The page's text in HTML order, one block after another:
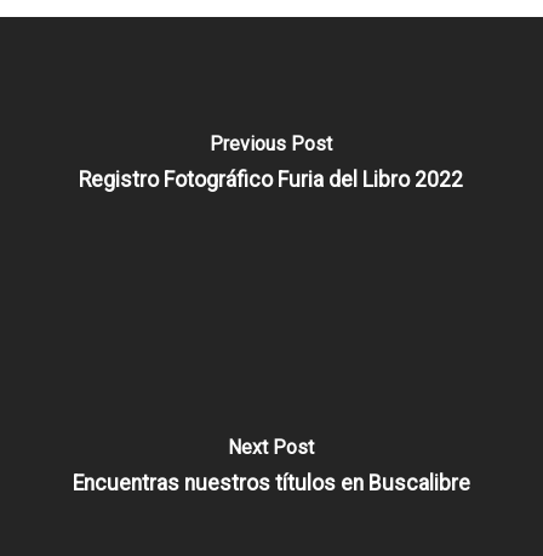
Previous Post
Registro Fotográfico Furia del Libro 2022
Next Post
Encuentras nuestros títulos en Buscalibre